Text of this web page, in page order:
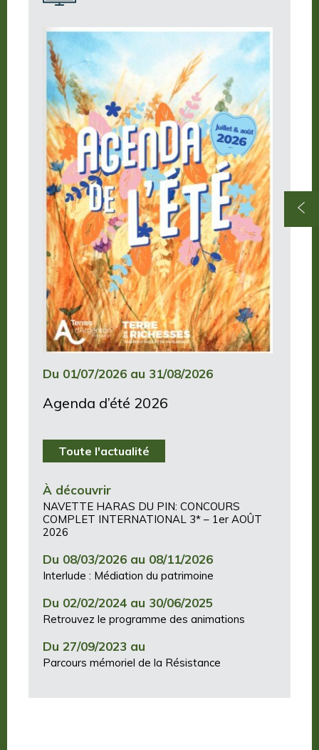
Du 01/07/2026 au 31/08/2026
Agenda d’été 2026
Toute l'actualité
À découvrir
NAVETTE HARAS DU PIN: CONCOURS
COMPLET INTERNATIONAL 3* – 1er AOÛT
2026
Du 08/03/2026 au 08/11/2026
Interlude : Médiation du patrimoine
Du 02/02/2024 au 30/06/2025
Retrouvez le programme des animations
Du 27/09/2023 au
Parcours mémoriel de la Résistance